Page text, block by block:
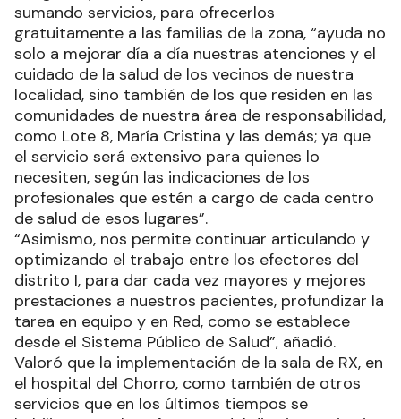
sumando servicios, para ofrecerlos
gratuitamente a las familias de la zona, “ayuda no
solo a mejorar día a día nuestras atenciones y el
cuidado de la salud de los vecinos de nuestra
localidad, sino también de los que residen en las
comunidades de nuestra área de responsabilidad,
como Lote 8, María Cristina y las demás; ya que
el servicio será extensivo para quienes lo
necesiten, según las indicaciones de los
profesionales que estén a cargo de cada centro
de salud de esos lugares”.
“Asimismo, nos permite continuar articulando y
optimizando el trabajo entre los efectores del
distrito I, para dar cada vez mayores y mejores
prestaciones a nuestros pacientes, profundizar la
tarea en equipo y en Red, como se establece
desde el Sistema Público de Salud”, añadió.
Valoró que la implementación de la sala de RX, en
el hospital del Chorro, como también de otros
servicios que en los últimos tiempos se